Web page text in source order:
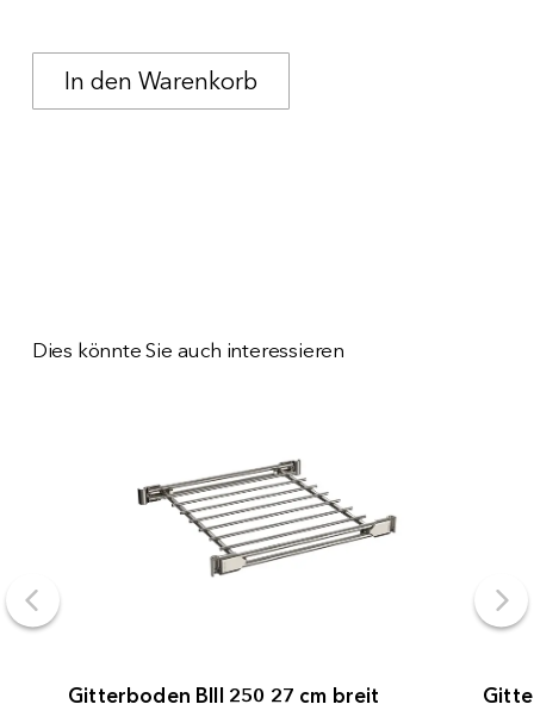
Dies könnte Sie auch interessieren
Gitterboden BIII 250 27 cm breit